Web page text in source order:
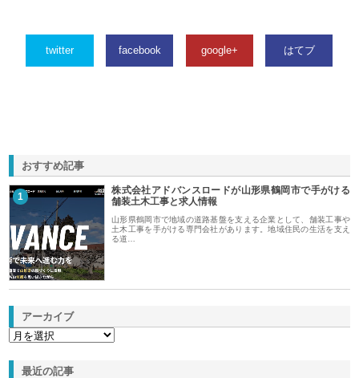
twitter facebook google+ はてブ
おすすめ記事
1
株式会社アドバンスロードが山形県鶴岡市で手がける
舗装土木工事と求人情報
山形県鶴岡市で地域の道路基盤を支える企業として、舗装工事や
土木工事を手がける専門会社があります。地域住民の生活を支え
る道…
アーカイブ
最近の記事